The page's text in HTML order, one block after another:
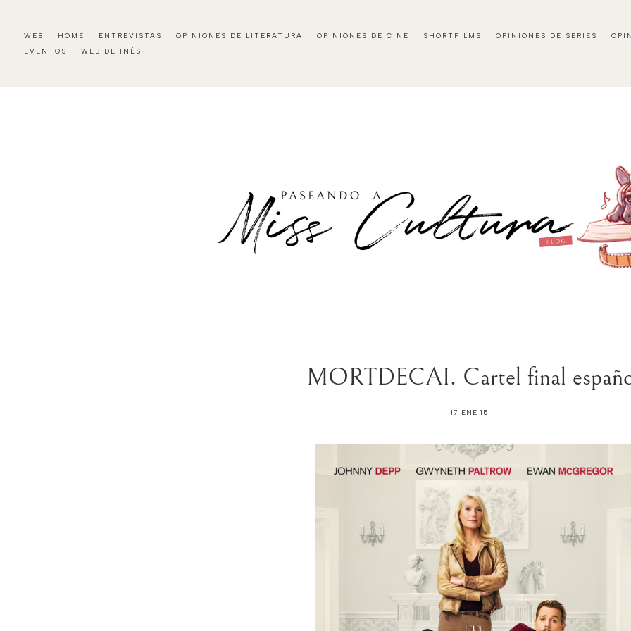
WEB HOME ENTREVISTAS OPINIONES DE LITERATURA OPINIONES DE CINE SHORTFILMS OPINIONES DE SERIES
EVENTOS
WEB DE INÉS
MORTDECAI. Cartel final
17 ENE 15